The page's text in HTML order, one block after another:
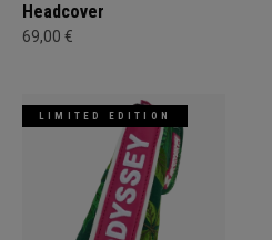
Headcover
69,00 €
LIMITED EDITION